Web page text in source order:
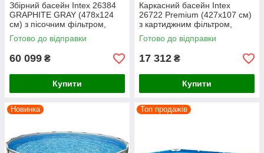
Збірний басейн Intex 26384
GRAPHITE GRAY (478х124
см) з пісочним фільтром,
драбиною, підкладкою і
тентом
Готово до відправки
60 099 ₴
Купити
Каркасний басейн Intex
26722 Premium (427х107 см)
з картиджним фільтром,
сходами, підкладкою, і
тентом
Готово до відправки
17 312 ₴
Купити
Новинка Топ продажів